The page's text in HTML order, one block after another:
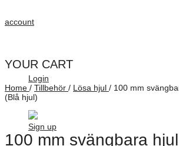
account
Login
Sign up
YOUR CART
Home / Tillbehör / Lösa hjul / 100 mm
(Blå hjul)
100 mm svängbara